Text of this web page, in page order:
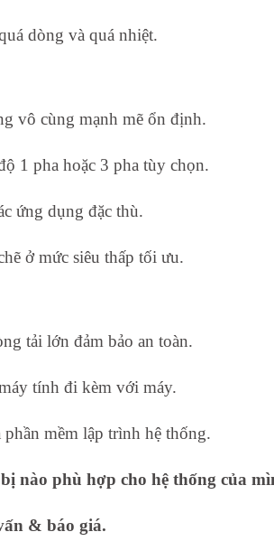
dòng và quá nhiệt.
vô cùng mạnh mẽ ổn định.
1 pha hoặc 3 pha tùy chọn.
ứng dụng đặc thù.
ở mức siêu thấp tối ưu.
tải lớn đảm bảo an toàn.
tính đi kèm với máy.
mềm lập trình hệ thống.
nào phù hợp cho hệ thống của
& báo giá.